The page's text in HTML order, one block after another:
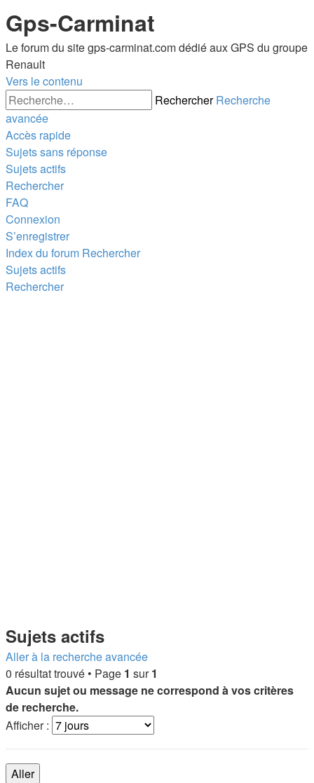
Gps-Carminat
Le forum du site gps-carminat.com dédié aux GPS du groupe
Renault
Vers le contenu
Rechercher Recherche
avancée
Accès rapide
Sujets sans réponse
Sujets actifs
Rechercher
FAQ
Connexion
S’enregistrer
Index du forum Rechercher
Sujets actifs
Rechercher
Sujets actifs
Aller à la recherche avancée
0 résultat trouvé • Page 1 sur1
Aucun sujet ou message ne correspond à vos critères
de recherche.
Afficher :